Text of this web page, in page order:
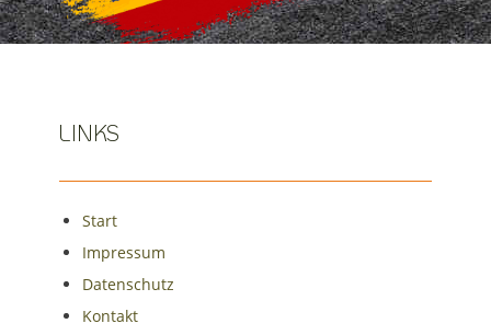
LINKS
Start
Impressum
Datenschutz
Kontakt